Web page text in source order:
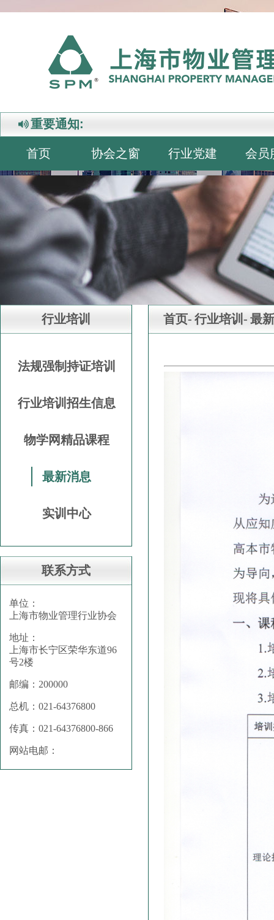
重要通知:
首页 协会之窗 行业党建 会员
行业培训
法规强制持证培训
行业培训招生信息
物学网精品课程
最新消息
实训中心
联系方式
单位：
上海市物业管理行业协会
地址：
上海市长宁区荣华东道96
号2楼
邮编：200000
总机：021-64376800
传真：021-64376800-866
网站电邮：
首页- 行业培训- 最